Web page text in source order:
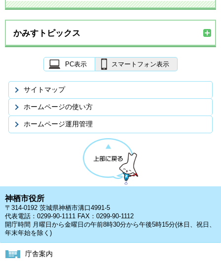
かみすトピックス
PC表示 スマートフォン表示
サイトマップ
ホームページの使い方
ホームページ運用管理
神栖市役所
〒314-0192 茨城県神栖市溝口4991-5
代表電話：0299-90-1111 FAX：0299-90-1112
開庁時間 月曜日から金曜日の午前8時30分から午後5時15分(休日、祝日、
年末年始を除く)
庁舎案内